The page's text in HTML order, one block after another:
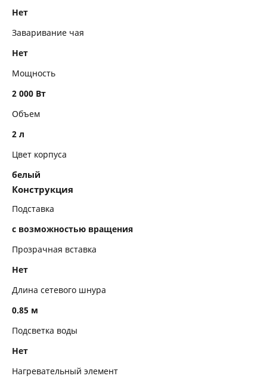
Нет
Заваривание чая
Нет
Мощность
2 000 Вт
Объем
2 л
Цвет корпуса
белый
Конструкция
Подставка
с возможностью вращения
Прозрачная вставка
Нет
Длина сетевого шнура
0.85 м
Подсветка воды
Нет
Нагревательный элемент